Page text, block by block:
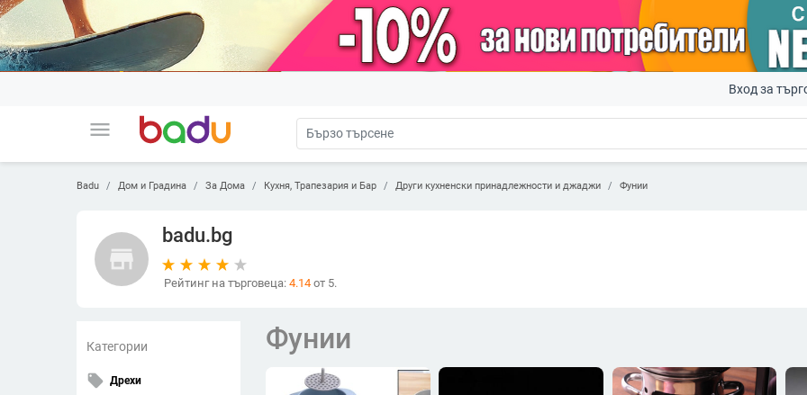
menu
Вход за
Badu Дом и Градина За Дома Кухня, Трапезария и Бар Други кухненски принадлежности и джаджи Фунии
store
badu.bg
Рейтинг на търговеца: 4.14 от 5.
Категории
local_offer Дрехи
Фунии